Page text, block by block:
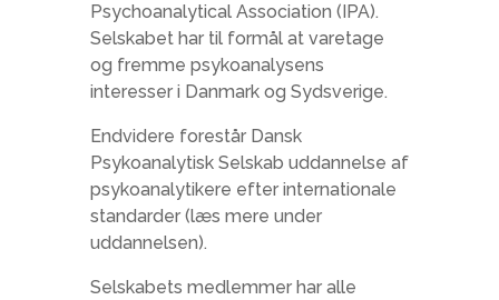
Psychoanalytical Association (IPA).
Selskabet har til formål at varetage
og fremme psykoanalysens
interesser i Danmark og Sydsverige.
Endvidere forestår Dansk
Psykoanalytisk Selskab uddannelse af
psykoanalytikere efter internationale
standarder (læs mere under
uddannelsen).
Selskabets medlemmer har alle